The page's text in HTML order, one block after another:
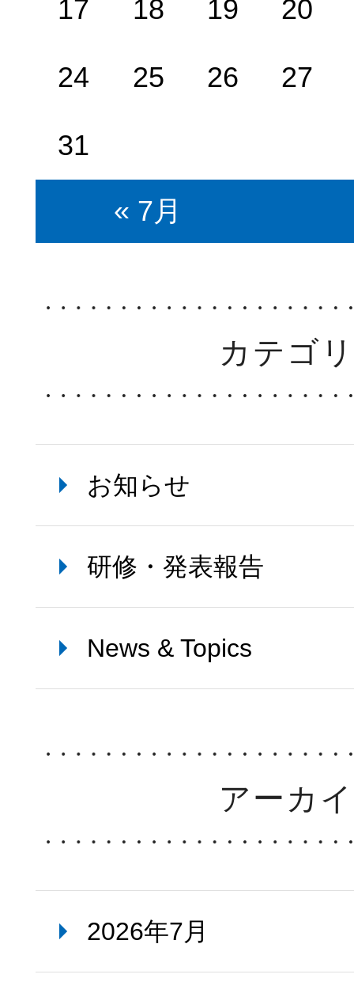
« 7月
17 18 19 20
24 25 26 27
31
カテゴ
お知らせ
研修・発表報告
News & Topics
アーカ
2026年7月